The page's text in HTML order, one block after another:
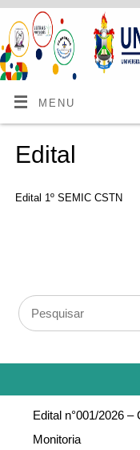
MENU
Edital
Edital 1º SEMIC CSTN
Edital n°001/2026
Monitoria